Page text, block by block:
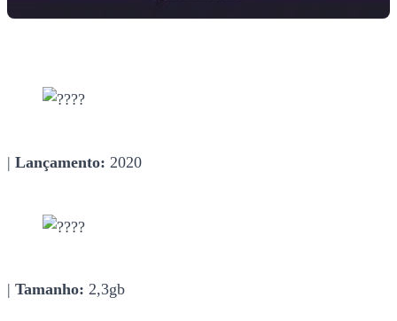
| Lançamento: 2020
| Tamanho: 2,3gb